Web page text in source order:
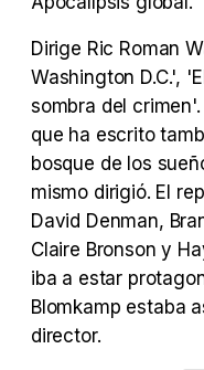
Dirige Ric Roman
Washington D.C.',
sombra del
que ha escrito
bosque de los
mismo dirigió. El
David Denman,
Claire Bronson y
iba a estar
Blomkamp estaba
director.